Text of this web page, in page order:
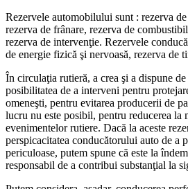
Rezervele automobilului sunt : rezerva
rezerva de frânare, rezerva de
rezerva de intervenţie. Rezervele
de energie fizică şi nervoasă, rezerva de
În circulaţia rutieră, a crea şi a dispune de
posibilitatea de a interveni pentru
omeneşti, pentru evitarea producerii de
lucru nu este posibil, pentru reducerea la
evenimentelor rutiere. Dacă la aceste
perspicacitatea conducătorului auto de a
periculoase, putem spune că este la
responsabil de a contribui substanţial la